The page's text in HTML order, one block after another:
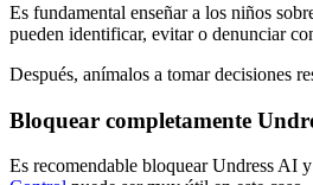
Es fundamental enseñar a los niños
pueden identificar, evitar o denunciar
Después, anímalos a tomar decisiones
Bloquear completamente
Es recomendable bloquear Undress AI